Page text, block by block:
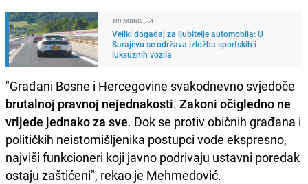
TRENDING
Veliki događaj za ljubitelje automobila: U
Sarajevu se održava izložba sportskih i
luksuznih vozila
"Građani Bosne i Hercegovine svakodnevno svjedoče
brutalnoj pravnoj nejednakosti. Zakoni očigledno ne
vrijede jednako za sve. Dok se protiv običnih građana i
političkih neistomišljenika postupci vode ekspresno,
najviši funkcioneri koji javno podrivaju ustavni poredak
ostaju zaštićeni", rekao je Mehmedović.